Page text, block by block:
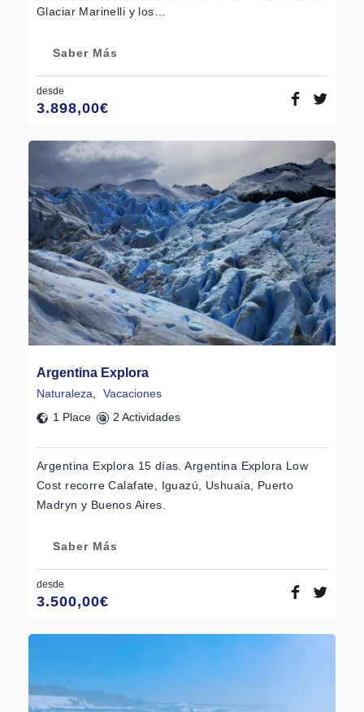
Glaciar Marinelli y los…
Saber Más
desde
3.898,00€
Argentina Explora
Naturaleza,
Vacaciones
1 Place
2 Actividades
Argentina Explora 15 días. Argentina Explora Low
Cost recorre Calafate, Iguazú, Ushuaia, Puerto
Madryn y Buenos Aires.
Saber Más
desde
3.500,00€